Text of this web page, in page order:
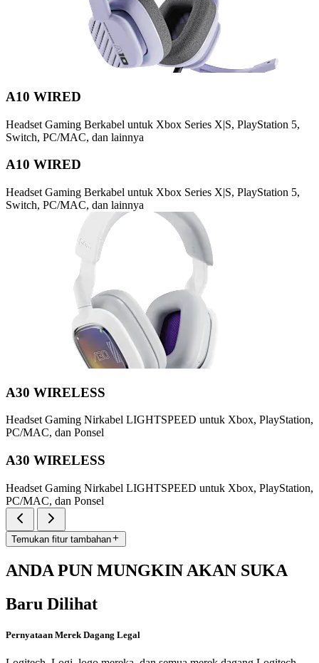
A10 WIRED
Headset Gaming Berkabel untuk Xbox Series X|S, PlayStation 5,
Switch, PC/MAC, dan lainnya
A10 WIRED
Headset Gaming Berkabel untuk Xbox Series X|S, PlayStation 5,
Switch, PC/MAC, dan lainnya
A30 WIRELESS
Headset Gaming Nirkabel LIGHTSPEED untuk Xbox, PlayStation,
PC/MAC, dan Ponsel
A30 WIRELESS
Headset Gaming Nirkabel LIGHTSPEED untuk Xbox, PlayStation,
PC/MAC, dan Ponsel
Temukan fitur tambahan
ANDA PUN MUNGKIN AKAN SUKA
Baru Dilihat
Pernyataan Merek Dagang Legal